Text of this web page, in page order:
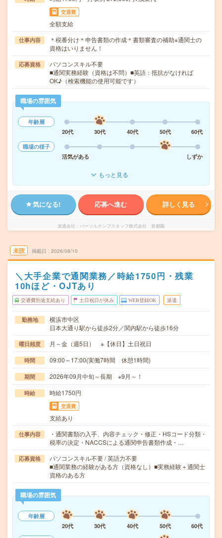
交通費
全額支給
仕事内容
＊税番分け＊申告書類の作成＊書類審査の補助※通関士の
資格はいりません！
応募資格
パソコンスキル不要
■通関実務経験（資格は不問）■英語：抵抗がなければ
OK♪（検索機能の使用可能です）
職場の雰囲気
年齢層
20代
30代 40代 50代
60代
職場の様子
活気がある
しずか
もっと見る
気になる! 応募へ進む 詳しく見る
派遣会社 パーソルテンプスタッフ株式会社 首都圏
未読 掲載日 2026/08/10
＼大手企業で通関業務／時給1750円・残業
10hほど・OJTあり
交通費別途支給あり 土日祝日が休み WEB登録OK 派遣
勤務地
横浜市中区
日本大通り駅から徒歩2分／関内駅から徒歩16分
曜日頻度 月～金（週5日） ※【休日】土日祝日
時間 09:00～17:00(実働7時間 休憩1時間)
期間 2026年09月中旬～長期 ※9月～！
時給 時給1750円
交通費
支給あり
仕事内容
・通関書類の入手、内容チェック・修正・HSコード分類・
税率の決定・NACCSによる通関申告書類作成・…
応募資格
パソコンスキル不要 / 英語力不要
■通関業務の経験がある方（資格なし）■実務経験＋通関士
資格のある方
職場の雰囲気
年齢層
20代
30代 40代 50代
60代